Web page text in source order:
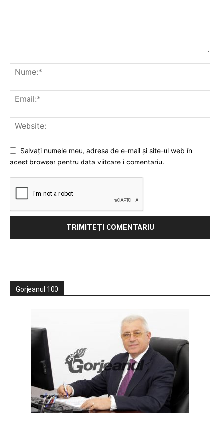
Salvați numele meu, adresa de e-mail și site-ul web în
acest browser pentru data viitoare i comentariu.
Gorjeanul 100